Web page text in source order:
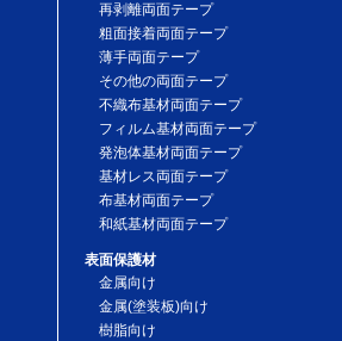
再剥離両面テープ
粗面接着両面テープ
薄手両面テープ
その他の両面テープ
不織布基材両面テープ
フィルム基材両面テープ
発泡体基材両面テープ
基材レス両面テープ
布基材両面テープ
和紙基材両面テープ
表面保護材
金属向け
金属(塗装板)向け
樹脂向け